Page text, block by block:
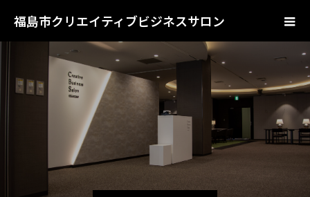
福島市クリエイティブビジネスサロン